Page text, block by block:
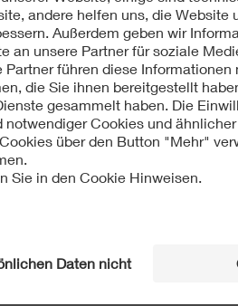
Energietechnischen Gesellschaft
und
Institut für Technologie KIT). Von
beschäftigt, unter
des
für die beiden
ABB in Deutschland. In dieser
deutschen ABB.
(VDE ETG)
der Energiesysteme in
Übertragung und